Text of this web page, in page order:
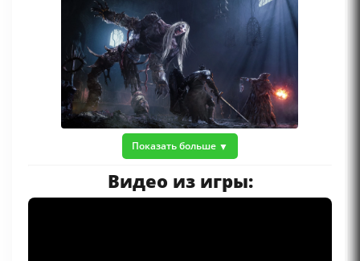
Показать больше
Видео из игры: